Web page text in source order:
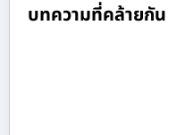
บทความที่คล้ายกัน